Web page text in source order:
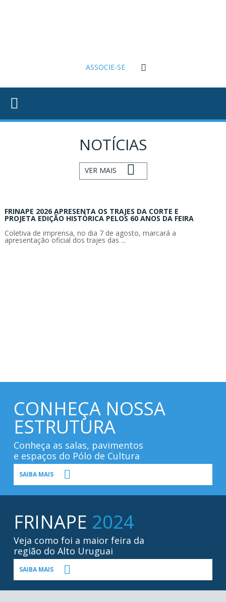
Conheça Nossa
Empresários
ASSOCIE-SE
NOTÍCIAS
VER MAIS
FRINAPE 2026 APRESENTA OS TRAJES DA CORTE E
PROJETA EDIÇÃO HISTÓRICA PELOS 60 ANOS DA FEIRA
Coletiva de imprensa, no dia 7 de agosto, marcará a
apresentação oficial dos trajes das ...
CONHEÇA NOSSA
ESTRUTURA
Conheça as salas, pavimentos
e espaços do Pólo de Cultura
SAIBA MAIS
FRINAPE 2024
Veja como foi a maior feira da
região do Alto Uruguai
SAIBA MAIS